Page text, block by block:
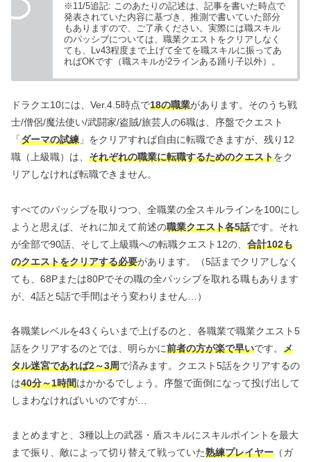
※11/5追記: このあたりの記述は、記事を書いた時点で
発表されていた内容に基づき、推測で書いていた部分
もありますので、ご了承ください。実際には職スキル
のパッシブについては、職業クエストをクリアしなく
ても、Lv43程度まで上げて全てを職スキルに振ってあ
ればOKです（職スキルが2ラインある踊り子以外）。
ドラクエ10には、Ver.4.5時点で18の職業があります。そのうち戦
士/僧侶/魔法使い/武闘家/盗賊/旅芸人の6職は、序盤でクエスト
「ダーマの試練 」をクリアすれば自由に転職できますが、残り12
職（上級職）は、 それぞれの職業に転職するためのクエストをク
リアしなければ転職できません。
すべてのパッシブを取りつつ、全職業の全スキルラインを100にし
ようと思えば、それに加えて前述の職業クエスト各5話です。それ
が全部で90話、そして上級職への転職クエスト12の、 合計102も
のクエストをクリアする必要があります。（5話までクリアしなく
ても、68Pまたは80Pでその職の全パッシブを取れる職もあります
が、4話と5話で手間はそう変わりません…）
各職業レベルを43くらいまで上げるのと、各職業で職業クエスト5
話をクリアするのとでは、明らかに前者の方が楽で早いです。 メ
タル迷宮であれば2～3周で済みます。クエスト5話をクリアするの
は40分～1時間はかかるでしょう。序盤で面倒になって投げ出して
しまわなければいいのですが…
まとめますと、3種以上の武器・盾スキルにスキルポイントを最大
まで振り、敵によって切り替えて戦っていた熟練プレイヤー （ガ